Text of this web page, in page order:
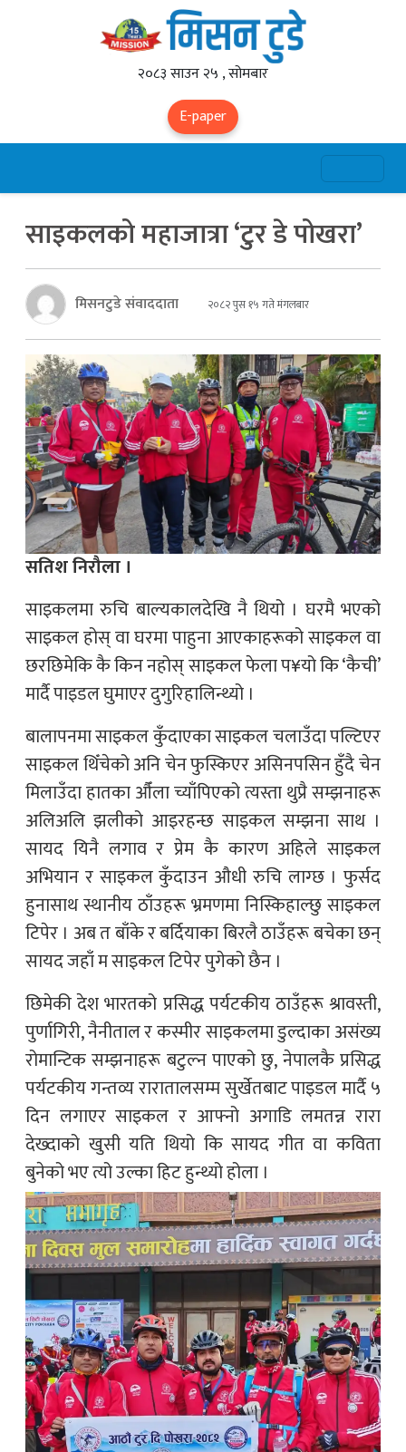
२०८३ साउन २५ , सोमबार
E-paper
साइकलको महाजात्रा ‘टुर डे पोखरा’
मिसनटुडे संवाददाता २०८२ पुस १५ गते मंगलबार
सतिश निरौला ।
साइकलमा रुचि बाल्यकालदेखि नै थियो । घरमै भएको
साइकल होस् वा घरमा पाहुना आएकाहरूको साइकल वा
छरछिमेकि कै किन नहोस् साइकल फेला प¥यो कि ‘कैची’
मार्दै पाइडल घुमाएर दुगुरिहालिन्थ्यो ।
बालापनमा साइकल कुँदाएका साइकल चलाउँदा पल्टिएर
साइकल थिँचेको अनि चेन फुस्किएर असिनपसिन हुँदै चेन
मिलाउँदा हातका औँला च्याँपिएको त्यस्ता थुप्रै सम्झनाहरू
अलिअलि झलीको आइरहन्छ साइकल सम्झना साथ ।
सायद यिनै लगाव र प्रेम कै कारण अहिले साइकल
अभियान र साइकल कुँदाउन औधी रुचि लाग्छ । फुर्सद
हुनासाथ स्थानीय ठाँउहरू भ्रमणमा निस्किहाल्छु साइकल
टिपेर । अब त बाँके र बर्दियाका बिरलै ठाउँहरू बचेका छन्
सायद जहाँ म साइकल टिपेर पुगेको छैन ।
छिमेकी देश भारतको प्रसिद्ध पर्यटकीय ठाउँहरू श्रावस्ती,
पुर्णागिरी, नैनीताल र कस्मीर साइकलमा डुल्दाका असंख्य
रोमान्टिक सम्झनाहरू बटुल्न पाएको छु, नेपालकै प्रसिद्ध
पर्यटकीय गन्तव्य रारातालसम्म सुर्खेतबाट पाइडल मार्दै ५
दिन लगाएर साइकल र आफ्नो अगाडि लमतन्न रारा
देख्दाको खुसी यति थियो कि सायद गीत वा कविता
बुनेको भए त्यो उल्का हिट हुन्थ्यो होला ।